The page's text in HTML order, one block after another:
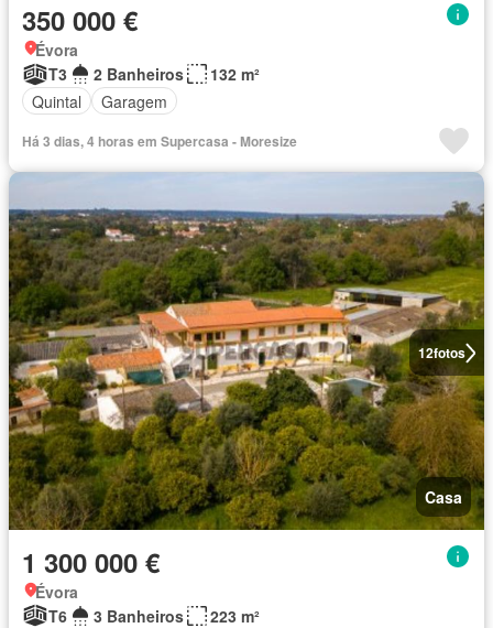
350 000 €
Évora
T3
2 Banheiros
132 m²
Quintal
Garagem
Há 3 dias, 4 horas em Supercasa - Moresize
12fotos
Casa
1 300 000 €
Évora
T6
3 Banheiros
223 m²